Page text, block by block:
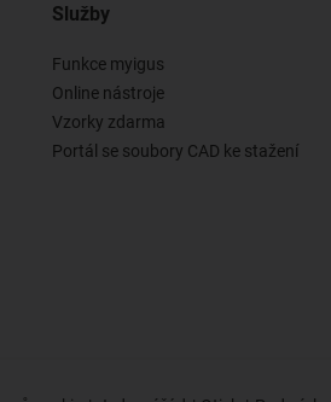
Služby
Funkce myigus
Online nástroje
Vzorky zdarma
Portál se soubory CAD ke stažení